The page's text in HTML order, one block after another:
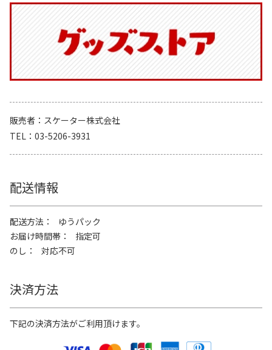
販売者
スケーター株式会社
TEL
03-5206-3931
配送情報
配送方法
ゆうパック
お届け時間帯
指定可
のし
対応不可
決済方法
下記の決済方法がご利用頂けます。